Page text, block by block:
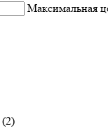
Максимальная
(2)